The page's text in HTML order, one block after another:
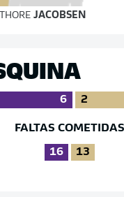
THORE JACOBSEN
6 2
FALTAS COMETIDAS
16 13